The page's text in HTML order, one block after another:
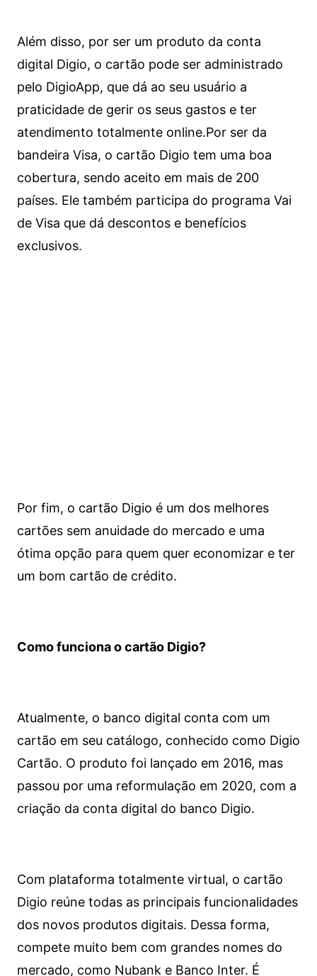
Além disso, por ser um produto da conta
digital Digio, o cartão pode ser administrado
pelo DigioApp, que dá ao seu usuário a
praticidade de gerir os seus gastos e ter
atendimento totalmente online.Por ser da
bandeira Visa, o cartão Digio tem uma boa
cobertura, sendo aceito em mais de 200
países. Ele também participa do programa Vai
de Visa que dá descontos e benefícios
exclusivos.
Por fim, o cartão Digio é um dos melhores
cartões sem anuidade do mercado e uma
ótima opção para quem quer economizar e ter
um bom cartão de crédito.
Como funciona o cartão Digio?
Atualmente, o banco digital conta com um
cartão em seu catálogo, conhecido como Digio
Cartão. O produto foi lançado em 2016, mas
passou por uma reformulação em 2020, com a
criação da conta digital do banco Digio.
Com plataforma totalmente virtual, o cartão
Digio reúne todas as principais funcionalidades
dos novos produtos digitais. Dessa forma,
compete muito bem com grandes nomes do
mercado, como Nubank e Banco Inter. É